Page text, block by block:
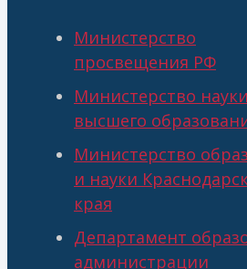
Министерство
просвещения РФ
Министерство
высшего
Министерство
и науки
края
Департамент
администрации